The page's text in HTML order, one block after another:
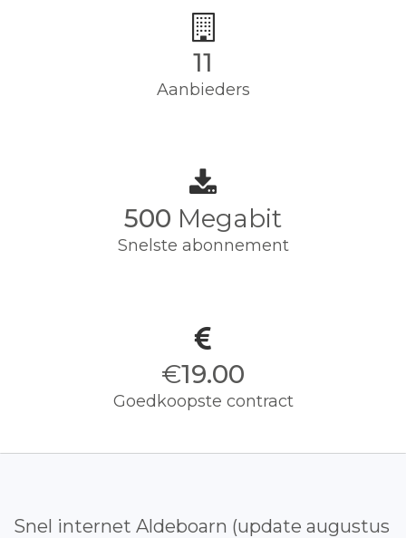
11
Aanbieders
500 Megabit
Snelste abonnement
€19.00
Goedkoopste contract
Snel internet Aldeboarn (update augustus